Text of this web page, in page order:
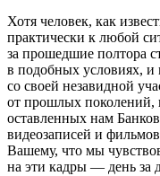
Хотя человек, как
практически к любой
за прошедшие полтора
в подобных условиях,
со своей незавидной
от прошлых поколений,
оставленных нам
видеозаписей и
Вашему, что мы
на эти кадры — день за